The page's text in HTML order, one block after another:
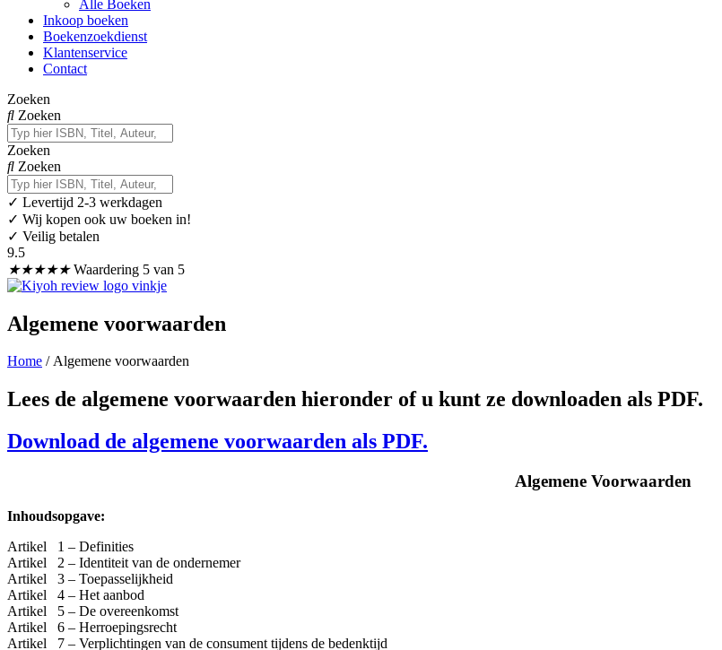
Alle Boeken
Inkoop boeken
Boekenzoekdienst
Klantenservice
Contact
Zoeken
Zoeken
Zoeken
Zoeken
✓ Levertijd 2-3 werkdagen
✓ Wij kopen ook uw boeken in!
✓ Veilig betalen
9.5
★★★★★ Waardering 5 van 5
Algemene voorwaarden
Home / Algemene voorwaarden
Lees de algemene voorwaarden hieronder of u kunt ze downloaden als PDF.
Download de algemene voorwaarden als PDF.
Algemene Voorwaarden
Inhoudsopgave:
Artikel 1 – Definities
Artikel 2 – Identiteit van de ondernemer
Artikel 3 – Toepasselijkheid
Artikel 4 – Het aanbod
Artikel 5 – De overeenkomst
Artikel 6 – Herroepingsrecht
Artikel 7 – Verplichtingen van de consument tijdens de bedenktijd